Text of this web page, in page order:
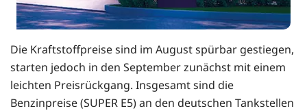
Die Kraftstoffpreise sind im August spürbar gestiegen,
starten jedoch in den September zunächst mit einem
leichten Preisrückgang. Insgesamt sind die
Benzinpreise (SUPER E5) an den deutschen Tankstellen